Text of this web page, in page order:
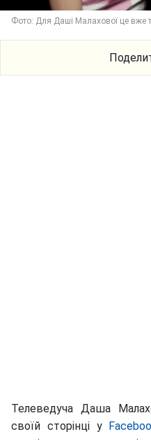
Фото: Для Даші Малахової це вже
Телеведуча Даша
своїй сторінці у